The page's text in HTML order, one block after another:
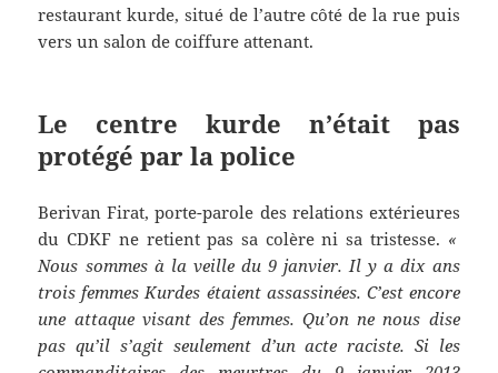
restaurant kurde, situé de l’autre côté de la rue puis
vers un salon de coiffure attenant.
Le centre kurde n’était pas
protégé par la police
Berivan Firat, porte-parole des relations extérieures
du CDKF ne retient pas sa colère ni sa tristesse. «
Nous sommes à la veille du 9 janvier. Il y a dix ans
trois femmes Kurdes étaient assassinées. C’est encore
une attaque visant des femmes. Qu’on ne nous dise
pas qu’il s’agit seulement d’un acte raciste. Si les